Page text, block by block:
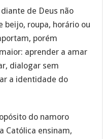
de Deus não
beijo, roupa, horário ou
porém
aprender a amar
dialogar sem
a identidade do
do namoro
Católica ensinam,